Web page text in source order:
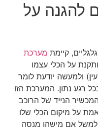
להגנה על
קיימת מערכת
על הכלי עצמו
ולמעשה יודעת לומר
רגע נתון. המערכת הזו
הנייד של הרוכב
על מיקום הכלי שלו
למשל אם מישהו מנסה